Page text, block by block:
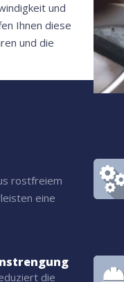
und
Ihnen diese
und die
rostfreiem
eine
die